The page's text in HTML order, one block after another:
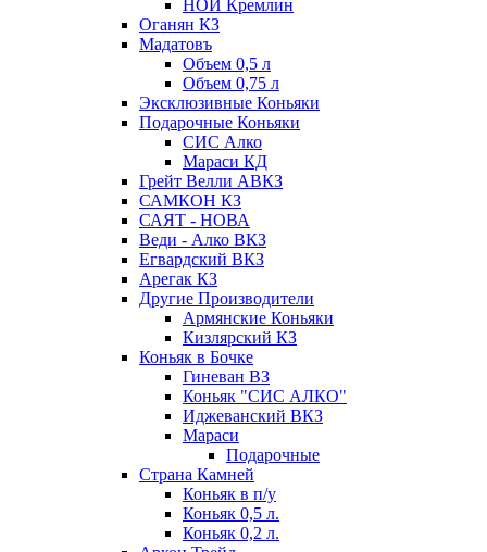
НОЙ Кремлин
Оганян КЗ
Мадатовъ
Объем 0,5 л
Объем 0,75 л
Эксклюзивные Коньяки
Подарочные Коньяки
СИС Алко
Мараси КД
Грейт Велли АВКЗ
САМКОН КЗ
САЯТ - НОВА
Веди - Алко ВКЗ
Егвардский ВКЗ
Арегак КЗ
Другие Производители
Армянские Коньяки
Кизлярский КЗ
Коньяк в Бочке
Гиневан ВЗ
Коньяк "СИС АЛКО"
Иджеванский ВКЗ
Мараси
Подарочные
Страна Камней
Коньяк в п/у
Коньяк 0,5 л.
Коньяк 0,2 л.